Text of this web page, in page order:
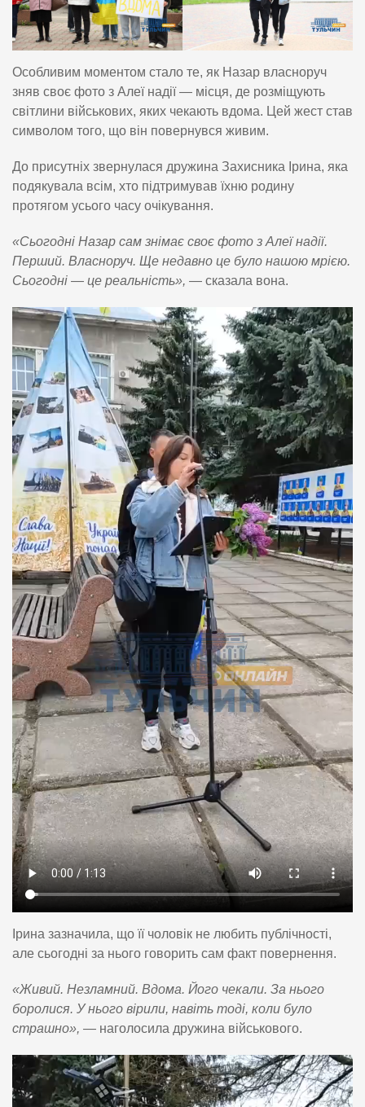
Особливим моментом стало те, як Назар власноруч
зняв своє фото з Алеї надії — місця, де розміщують
світлини військових, яких чекають вдома. Цей жест став
символом того, що він повернувся живим.
До присутніх звернулася дружина Захисника Ірина, яка
подякувала всім, хто підтримував їхню родину
протягом усього часу очікування.
«Сьогодні Назар сам знімає своє фото з Алеї надії.
Перший. Власноруч. Ще недавно це було нашою мрією.
Сьогодні — це реальність», — сказала вона.
Ірина зазначила, що її чоловік не любить публічності,
але сьогодні за нього говорить сам факт повернення.
«Живий. Незламний. Вдома. Його чекали. За нього
боролися. У нього вірили, навіть тоді, коли було
страшно», — наголосила дружина військового.